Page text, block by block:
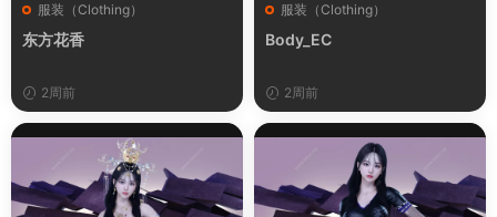
服装（Clothing）
东方花香
2周前
服装（Clothing）
Body_EC
2周前